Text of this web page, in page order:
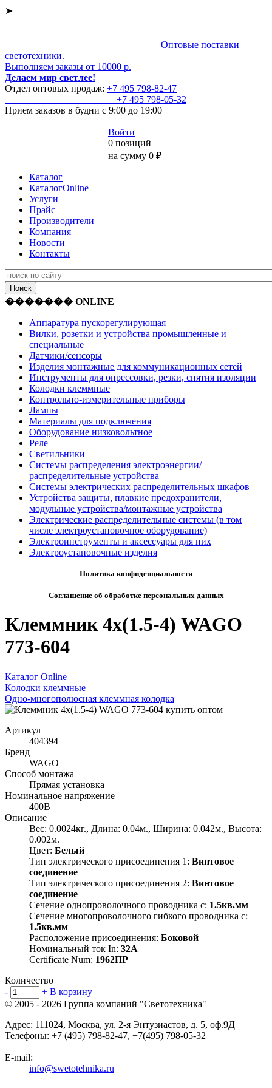
➤
Оптовые поставки
светотехники.
Выполняем заказы от 10000 р.
Делаем мир светлее!
Отдел оптовых продаж: +7 495 798-82-47
+7 495 798-05-32
Прием заказов в будни с 9:00 до 19:00
Войти
0 позиций
на сумму 0 ₽
Каталог
КаталогOnline
Услуги
Прайс
Производители
Компания
Новости
Контакты
������� ONLINE
Аппаратура пускорегулирующая
Вилки, розетки и устройства промышленные и
специальные
Датчики/сенсоры
Изделия монтажные для коммуникационных сетей
Инструменты для опрессовки, резки, снятия изоляции
Колодки клеммные
Контрольно-измерительные приборы
Лампы
Материалы для подключения
Оборудование низковольтное
Реле
Светильники
Системы распределения электроэнергии/
распределительные устройства
Системы электрических распределительных шкафов
Устройства защиты, плавкие предохранители,
модульные устройства/монтажные устройства
Электрические распределительные системы (в том
числе электроустановочное оборудование)
Электроинструменты и аксессуары для них
Электроустановочные изделия
Политика конфиденциальности
Соглашение об обработке персональных данных
Клеммник 4х(1.5-4) WAGO
773-604
Каталог Online
Колодки клеммные
Одно-многополюсная клеммная колодка
Артикул
404394
Бренд
WAGO
Способ монтажа
Прямая установка
Номинальное напряжение
400В
Описание
Вес: 0.0024кг., Длина: 0.04м., Ширина: 0.042м., Высота:
0.002м.
Цвет: Белый
Тип электрического присоединения 1: Винтовое
соединение
Тип электрического присоединения 2: Винтовое
соединение
Сечение однопроволочного проводника с: 1.5кв.мм
Сечение многопроволочного гибкого проводника с:
1.5кв.мм
Расположение присоединения: Боковой
Номинальный ток In: 32А
Certificate Num: 1962ПР
Количество
-
+ В корзину
© 2005 - 2026 Группа компаний "Светотехника"
Адрес: 111024, Москва, ул. 2-я Энтузиастов, д. 5, оф.9Д
Телефоны: +7 (495) 798-82-47, +7(495) 798-05-32
E-mail:
info@swetotehnika.ru